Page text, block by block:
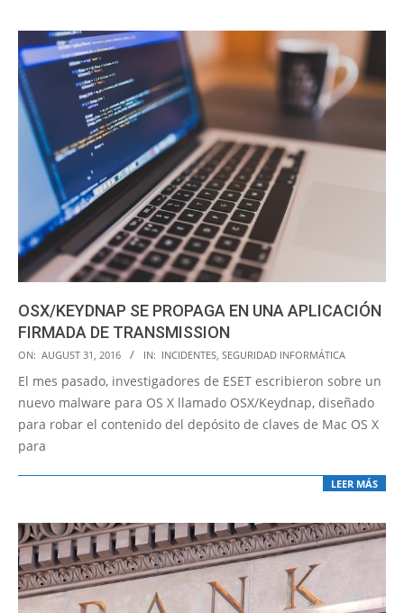
OSX/KEYDNAP SE PROPAGA EN UNA APLICACIÓN
FIRMADA DE TRANSMISSION
2016-
08-
31
ON: AUGUST 31, 2016 IN: INCIDENTES, SEGURIDAD INFORMÁTICA
El mes pasado, investigadores de ESET escribieron sobre un
nuevo malware para OS X llamado OSX/Keydnap, diseñado
para robar el contenido del depósito de claves de Mac OS X
para
LEER MÁS